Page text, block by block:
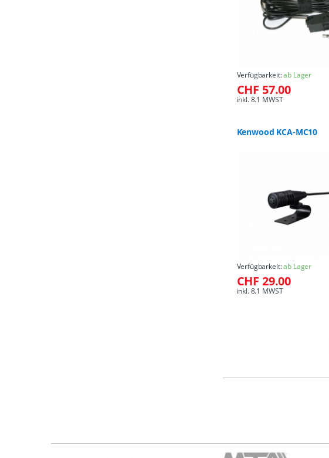
Verfügbarkeit:ab Lager
CHF 57.00
inkl. 8.1 MWST
Kenwood KCA-MC10
Verfügbarkeit:ab Lager
CHF 29.00
inkl. 8.1 MWST